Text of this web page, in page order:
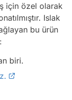
için özel olarak
Islak
bu ürün
biri.